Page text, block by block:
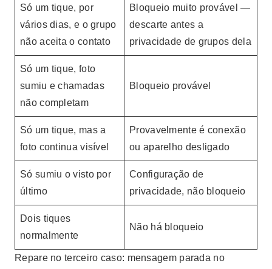
Só um tique, por
vários dias, e o grupo
não aceita o contato
Bloqueio muito provável —
descarte antes a
privacidade de grupos dela
Só um tique, foto
sumiu e chamadas
não completam
Bloqueio provável
Só um tique, mas a
foto continua visível
Provavelmente é conexão
ou aparelho desligado
Só sumiu o visto por
último
Configuração de
privacidade, não bloqueio
Dois tiques
normalmente
Não há bloqueio
Repare no terceiro caso: mensagem parada no